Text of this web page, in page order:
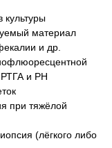
культуры
материал
и др.
РТГА и РН
при тяжёлой
(лёгкого либо